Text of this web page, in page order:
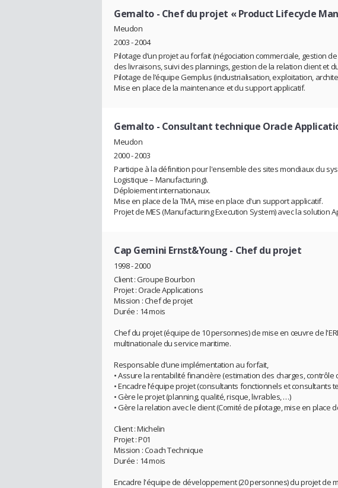
Gemalto - Chef du projet « Product Lifecycle
Meudon
2003 - 2004
Pilotage d’un projet au forfait (négociation commerciale, gestion
des livraisons, suivi des plannings, gestion de la relation client et
Pilotage de l’équipe Gemplus (industrialisation, exploitation,
Mise en place de la maintenance et du support applicatif.
Gemalto - Consultant technique Oracle
Meudon
2000 - 2003
Participe à la définition pour l'ensemble des sites mondiaux du
Logistique – Manufacturing).
Déploiement internationaux.
Mise en place de la TMA, mise en place d'un support applicatif.
Projet de MES (Manufacturing Execution System) avec la solution
Cap Gemini Ernst&Young - Chef du projet
1998 - 2000
Client : Groupe Bourbon
Projet : Oracle Applications
Mission : Chef de projet
Durée : 14 mois
Chef du projet (équipe de 10 personnes) de mise en œuvre de
multinationale du service maritime.
Responsable d’une implémentation au forfait,
• Assure la rentabilité financière (estimation des charges, contrôle
• Encadre l’équipe projet (consultants fonctionnels et consultants
• Gère le projet (planning, qualité, risque, livrables, …)
• Gère la relation avec le client (Comité de pilotage, mise en place
Client : Michelin
Projet : P01
Mission : Coach Technique
Durée : 14 mois
Encadre l'équipe de développement (20 personnes) du projet de